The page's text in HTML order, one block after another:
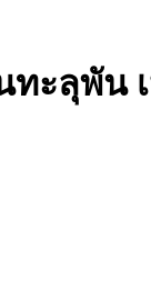
ทะลุพัน